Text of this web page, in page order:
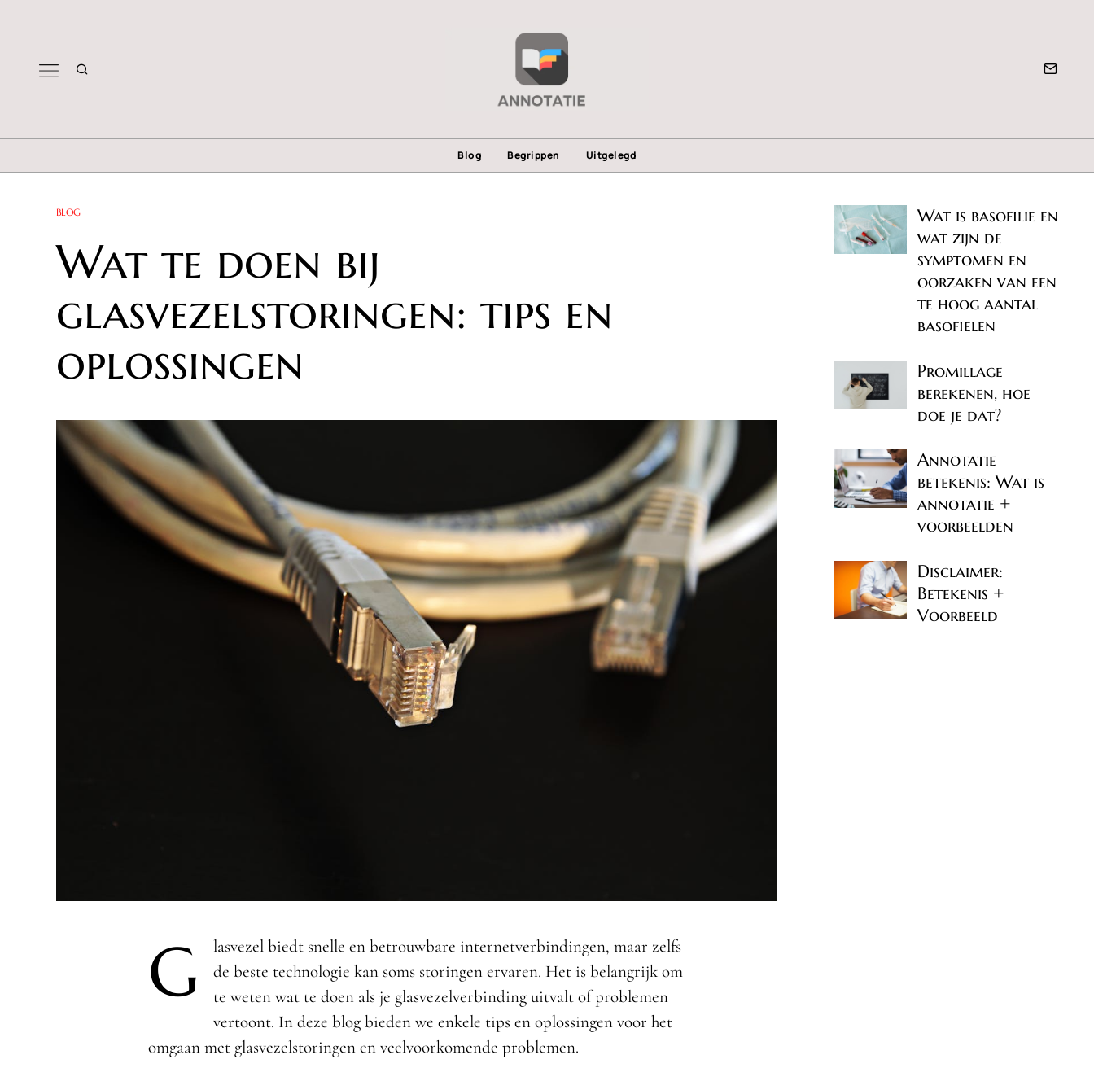
Blog Begrippen Uitgelegd
BLOG
Wat te doen bij
glasvezelstoringen: tips en
oplossingen
G
lasvezel biedt snelle en betrouwbare internetverbindingen, maar zelfs
de beste technologie kan soms storingen ervaren. Het is belangrijk om
te weten wat te doen als je glasvezelverbinding uitvalt of problemen
vertoont. In deze blog bieden we enkele tips en oplossingen voor het
omgaan met glasvezelstoringen en veelvoorkomende problemen.
Wat is basofilie en
wat zijn de
symptomen en
oorzaken van een
te hoog aantal
basofielen
Promillage
berekenen, hoe
doe je dat?
Annotatie
betekenis: Wat is
annotatie +
voorbeelden
Disclaimer:
Betekenis +
Voorbeeld